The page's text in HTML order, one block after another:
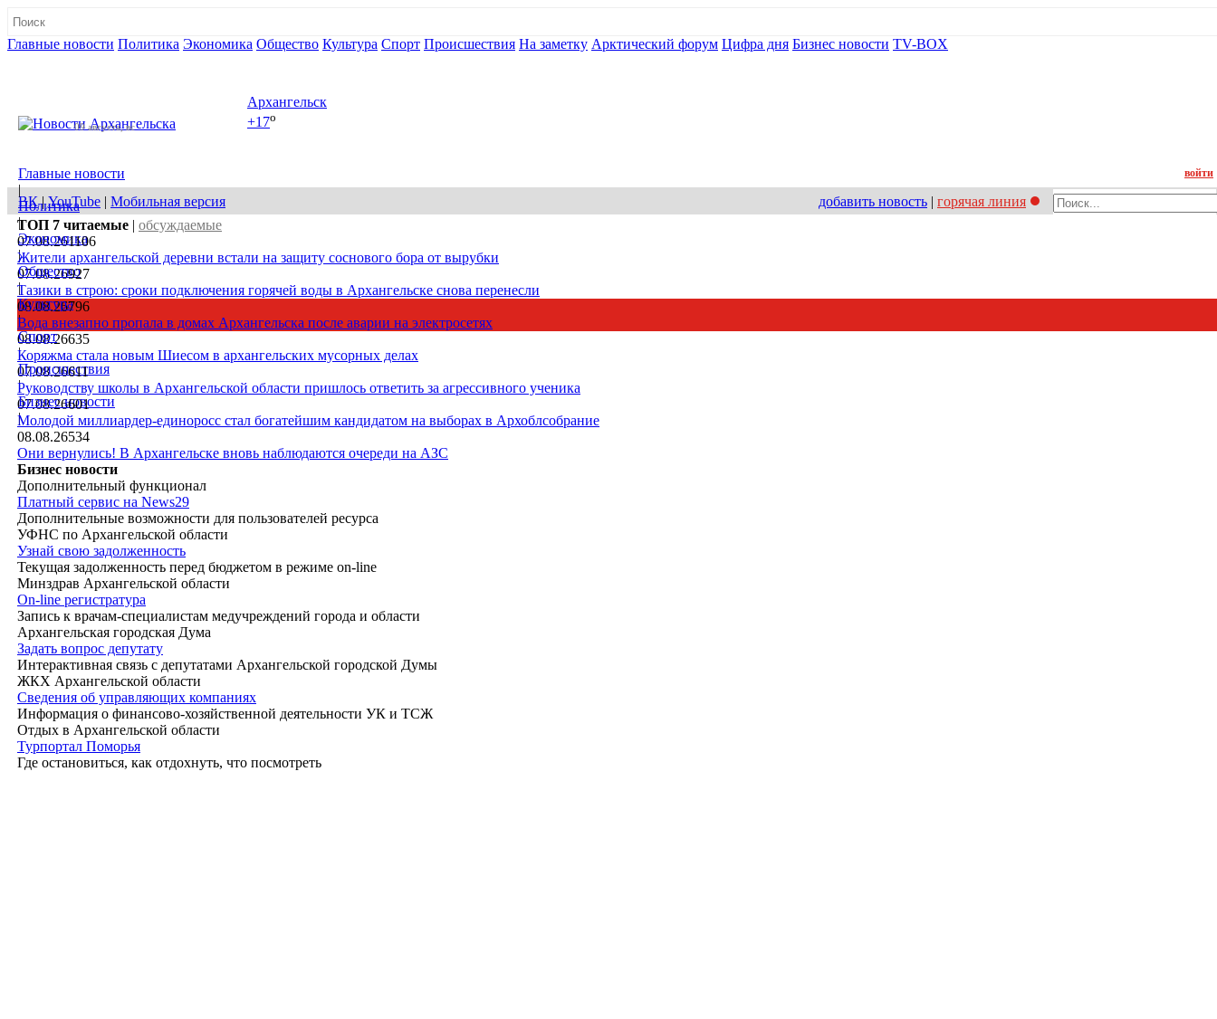
Главные новости Политика Экономика Общество Культура Спорт Происшествия На заметку Арктический форум Цифра дня Бизнес новости TV-BOX
09 августа, вс
Архангельск
+17o
Главные новости
|
Политика
|
Экономика
|
Общество
|
Культура
|
Спорт
|
Происшествия
|
Бизнес новости
|
войти
ВК|YouTube | Мобильная версия добавить новость | горячая линия
ТОП 7 читаемые | обсуждаемые
07.08.261106
Жители архангельской деревни встали на защиту соснового бора от вырубки
07.08.26927
Тазики в строю: сроки подключения горячей воды в Архангельске снова перенесли
08.08.26796
Вода внезапно пропала в домах Архангельска после аварии на электросетях
08.08.26635
Коряжма стала новым Шиесом в архангельских мусорных делах
07.08.26611
Руководству школы в Архангельской области пришлось ответить за агрессивного ученика
07.08.26601
Молодой миллиардер-единоросс стал богатейшим кандидатом на выборах в Архоблсобрание
08.08.26534
Они вернулись! В Архангельске вновь наблюдаются очереди на АЗС
Бизнес новости
Дополнительный функционал
Платный сервис на News29
Дополнительные возможности для пользователей ресурса
УФНС по Архангельской области
Узнай свою задолженность
Текущая задолженность перед бюджетом в режиме on-line
Минздрав Архангельской области
On-line регистратура
Запись к врачам-специалистам медучреждений города и области
Архангельская городская Дума
Задать вопрос депутату
Интерактивная связь с депутатами Архангельской городской Думы
ЖКХ Архангельской области
Сведения об управляющих компаниях
Информация о финансово-хозяйственной деятельности УК и ТСЖ
Отдых в Архангельской области
Турпортал Поморья
Где остановиться, как отдохнуть, что посмотреть